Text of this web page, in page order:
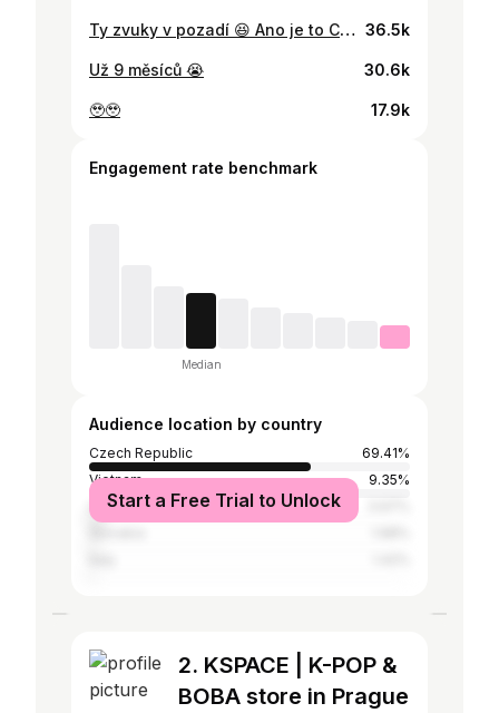
Ty zvuky v pozadí 😆 Ano je to Christian 36.5k
Už 9 měsíců 😭 30.6k
🥹🥹 17.9k
Engagement rate benchmark
Median
Audience location by country
Czech Republic
69.41%
Vietnam
9.35%
United States
Start a Free Trial to Unlock
2. KSPACE | K-POP &
BOBA store in Prague